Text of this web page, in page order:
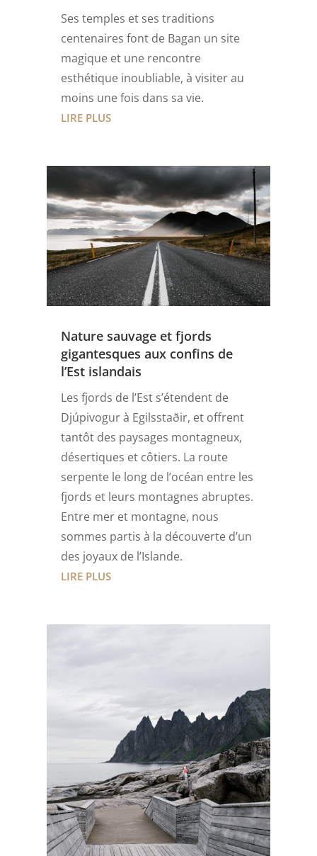
Ses temples et ses traditions
centenaires font de Bagan un site
magique et une rencontre
esthétique inoubliable, à visiter au
moins une fois dans sa vie.
LIRE PLUS
Nature sauvage et fjords
gigantesques aux confins de
l’Est islandais
Les fjords de l’Est s’étendent de
Djúpivogur à Egilsstaðir, et offrent
tantôt des paysages montagneux,
désertiques et côtiers. La route
serpente le long de l’océan entre les
fjords et leurs montagnes abruptes.
Entre mer et montagne, nous
sommes partis à la découverte d’un
des joyaux de l’Islande.
LIRE PLUS